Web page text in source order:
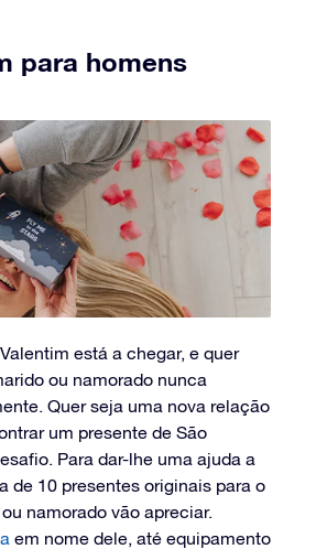
para homens
está a chegar, e quer
ou namorado nunca
Quer seja uma nova relação
um presente de São
Para dar-lhe uma ajuda a
de 10 presentes originais para o
namorado vão apreciar.
em nome dele, até equipamento